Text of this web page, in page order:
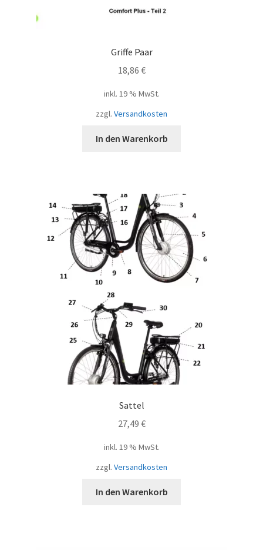
Griffe Paar
18,86 €
inkl. 19 % MwSt.
zzgl. Versandkosten
In den Warenkorb
Sattel
27,49 €
inkl. 19 % MwSt.
zzgl. Versandkosten
In den Warenkorb